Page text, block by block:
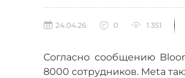
24.04.26 0 1 351
Согласно сообщению
8000 сотрудников. Meta